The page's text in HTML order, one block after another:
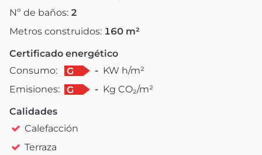
Nº de baños: 2
Metros construidos: 160 m²
Certificado energético
Consumo:
G - KW h/m²
Emisiones:
G - Kg CO₂/m²
Calidades
Calefacción
Terraza